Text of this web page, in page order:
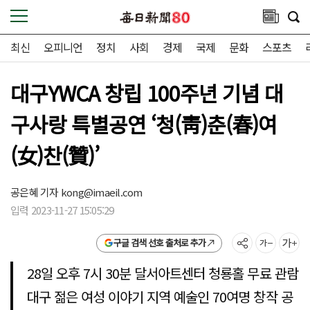
최신 오피니언 정치 사회 경제 국제 문화 스포츠
대구YWCA 창립 100주년 기념 대
구사랑 특별공연 ‘청(靑)춘(春)여
(女)찬(贊)’
공은혜 기자kong@imaeil.com
입력 2023-11-27 15:05:29
구글 검색 선호 출처로 추가
28일 오후 7시 30분 달서아트센터 청룡홀 무료 관람
대구 젊은 여성 이야기 지역 예술인 70여명 창작 공